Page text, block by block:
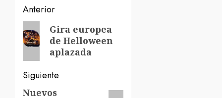
Navegación
de
entradas
Anterior
Entrada
anterior:
Gira europea
de Helloween
aplazada
Siguiente
Siguiente
Nuevos